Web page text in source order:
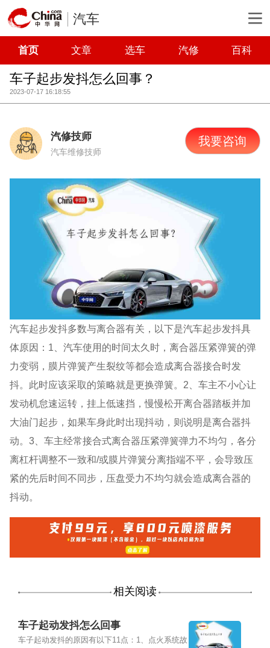
汽车
首页 文章 选车 汽修 百科
车子起步发抖怎么回事？
2023-07-17 16:18:55
汽修技师
汽车维修技师
我要咨询
汽车起步发抖多数与离合器有关，以下是汽车起步发抖具
体原因：1、汽车使用的时间太久时，离合器压紧弹簧的弹
力变弱，膜片弹簧产生裂纹等都会造成离合器接合时发
抖。此时应该采取的策略就是更换弹簧。2、车主不小心让
发动机怠速运转，挂上低速挡，慢慢松开离合器踏板并加
大油门起步，如果车身此时出现抖动，则说明是离合器抖
动。3、车主经常接合式离合器压紧弹簧弹力不均匀，各分
离杠杆调整不一致和/或膜片弹簧分离指端不平，会导致压
紧的先后时间不同步，压盘受力不均匀就会造成离合器的
抖动。
相关阅读
车子起动发抖怎么回事
车子起动发抖的原因有以下11点：1、点火系统故